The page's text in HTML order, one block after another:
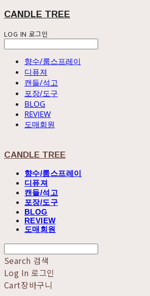
CANDLE TREE
LOG IN 로그인
향수/룸스프레이
디퓨져
캔들/석고
포장/도구
BLOG
REVIEW
도매회원
CANDLE TREE
향수/룸스프레이
디퓨져
캔들/석고
포장/도구
BLOG
REVIEW
도매회원
Search 검색
Log In 로그인
Cart장바구니